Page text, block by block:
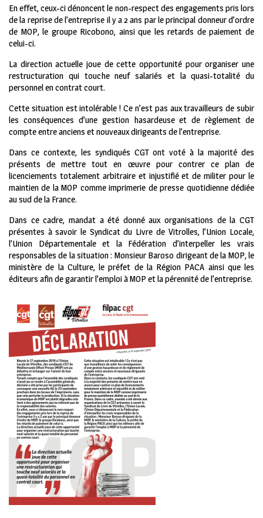
En effet, ceux-ci dénoncent le non-respect des engagements pris lors
de la reprise de l’entreprise il y a 2 ans par le principal donneur d’ordre
de MOP, le groupe Ricobono, ainsi que les retards de paiement de
celui-ci.
La direction actuelle joue de cette opportunité pour organiser une
restructuration qui touche neuf salariés et la quasi-totalité du
personnel en contrat court.
Cette situation est intolérable ! Ce n’est pas aux travailleurs de subir
les conséquences d’une gestion hasardeuse et de règlement de
compte entre anciens et nouveaux dirigeants de l’entreprise.
Dans ce contexte, les syndiqués CGT ont voté à la majorité des
présents de mettre tout en œuvre pour contrer ce plan de
licenciements totalement arbitraire et injustifié et de militer pour le
maintien de la MOP comme imprimerie de presse quotidienne dédiée
au sud de la France.
Dans ce cadre, mandat a été donné aux organisations de la CGT
présentes à savoir le Syndicat du Livre de Vitrolles, l’Union Locale,
l’Union Départementale et la Fédération d’interpeller les vrais
responsables de la situation : Monsieur Baroso dirigeant de la MOP, le
ministère de la Culture, le préfet de la Région PACA ainsi que les
éditeurs afin de garantir l’emploi à MOP et la pérennité de l’entreprise.